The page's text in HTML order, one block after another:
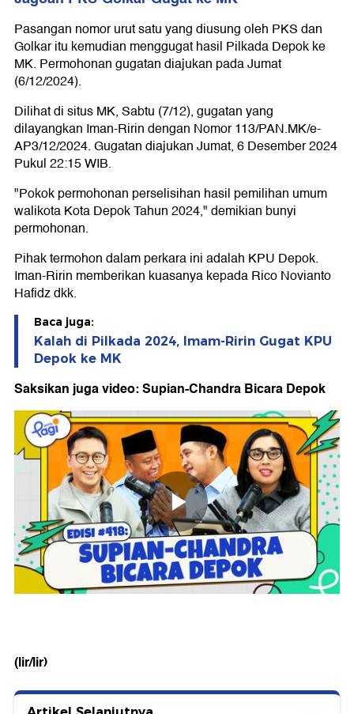
Pasangan nomor urut satu yang diusung oleh PKS dan
Golkar itu kemudian menggugat hasil Pilkada Depok ke
MK. Permohonan gugatan diajukan pada Jumat
(6/12/2024).
Dilihat di situs MK, Sabtu (7/12), gugatan yang
dilayangkan Iman-Ririn dengan Nomor 113/PAN.MK/e-
AP3/12/2024. Gugatan diajukan Jumat, 6 Desember 2024
Pukul 22:15 WIB.
"Pokok permohonan perselisihan hasil pemilihan umum
walikota Kota Depok Tahun 2024," demikian bunyi
permohonan.
Pihak termohon dalam perkara ini adalah KPU Depok.
Iman-Ririn memberikan kuasanya kepada Rico Novianto
Hafidz dkk.
Baca juga:
Kalah di Pilkada 2024, Imam-Ririn Gugat KPU
Depok ke MK
Saksikan juga video: Supian-Chandra Bicara Depok
(lir/lir)